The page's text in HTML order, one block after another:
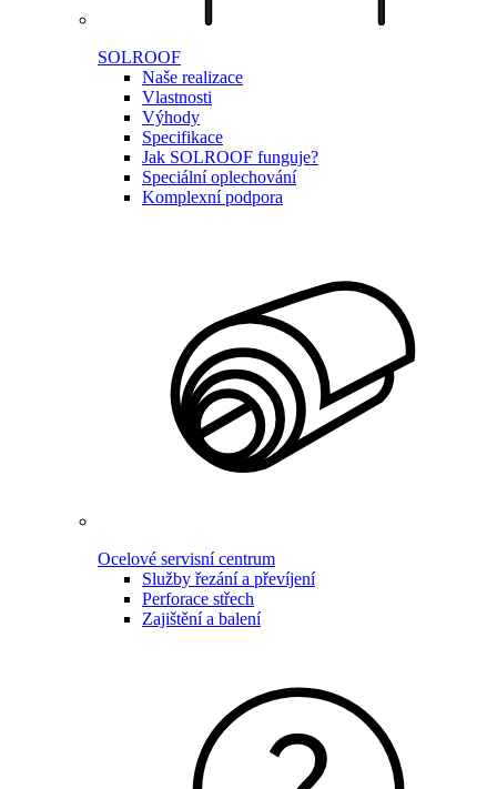
SOLROOF
Naše realizace
Vlastnosti
Výhody
Specifikace
Jak SOLROOF funguje?
Speciální oplechování
Komplexní podpora
Ocelové servisní centrum
Služby řezání a převíjení
Perforace střech
Zajištění a balení